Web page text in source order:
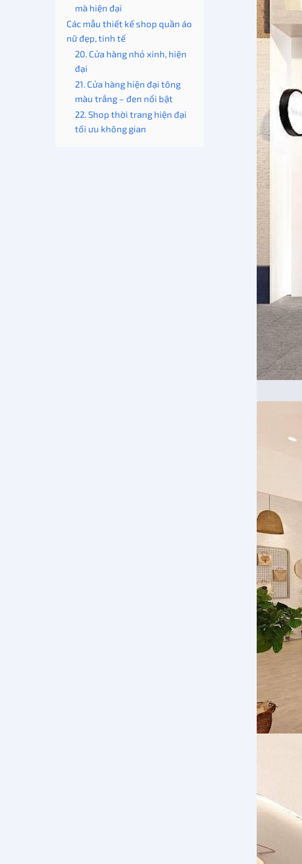
mà hiện đại
Các mẫu thiết kế shop quần áo
nữ đẹp, tinh tế
20. Cửa hàng nhỏ xinh, hiện
đại
21. Cửa hàng hiện đại tông
màu trắng – đen nổi bật
22. Shop thời trang hiện đại
tối ưu không gian